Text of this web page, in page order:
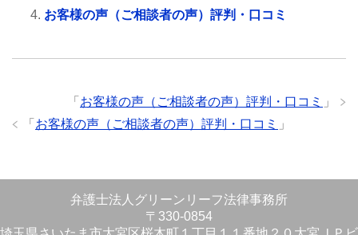
お客様の声（ご相談者の声）評判・口コミ
「 お客様の声（ご相談者の声）評判・口コミ
」
「 お客様の声（ご相談者の声）評判・口コミ 」
弁護士法人グリーンリーフ法律事務所
〒330-0854